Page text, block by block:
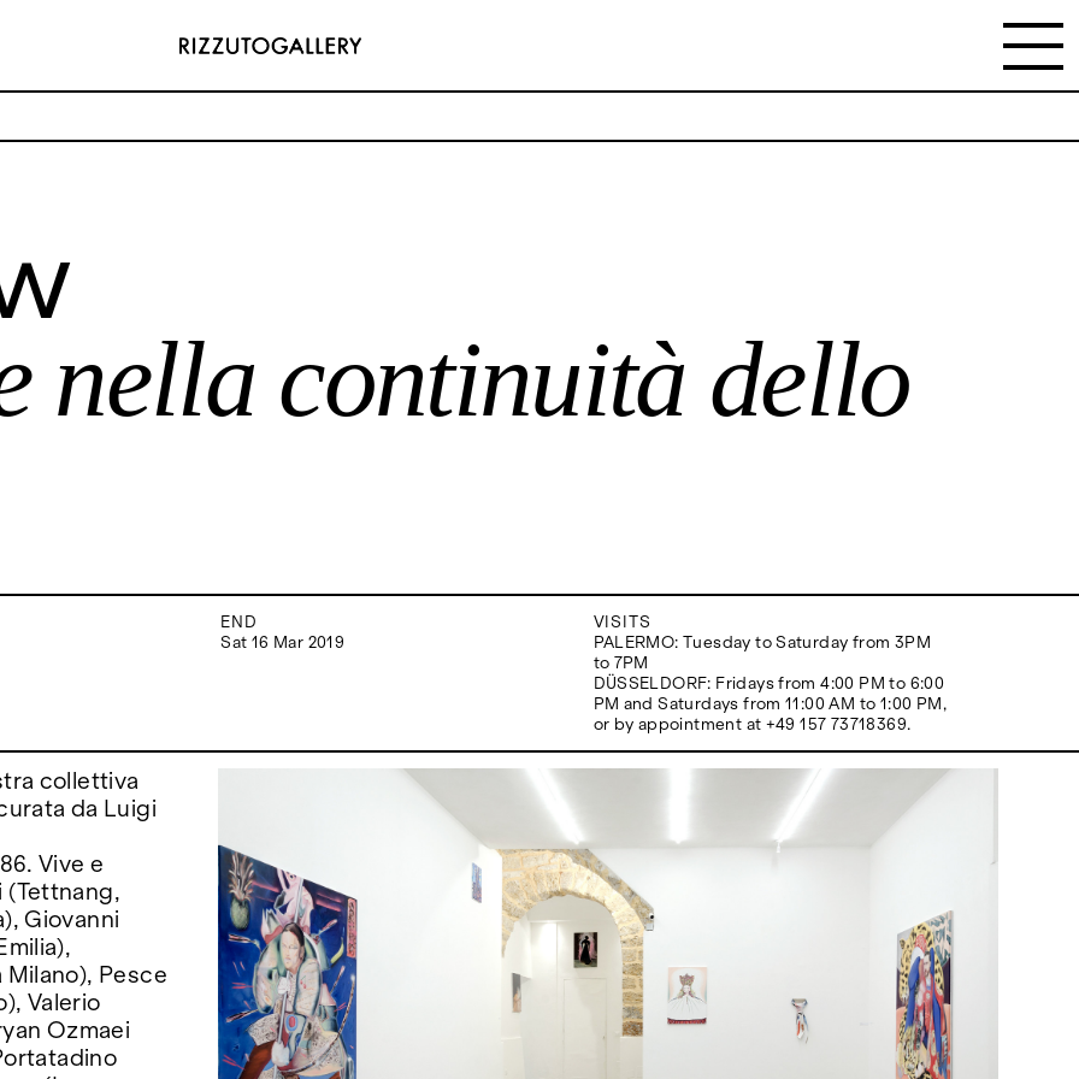
uniche nella continuità dello spazio
6496654
157 73718369
nella continuità dello
END
Sat 16 Mar 2019
VISITS
PALERMO: Tuesday to Saturday from 3PM
to 7PM
DÜSSELDORF: Fridays from 4:00 PM to 6:00
PM and Saturdays from 11:00 AM to 1:00 PM,
or by appointment at +49 157 73718369.
collettiva
da Luigi
Vive e
(Tettnang,
Giovanni
Milano), Pesce
Valerio
Ozmaei